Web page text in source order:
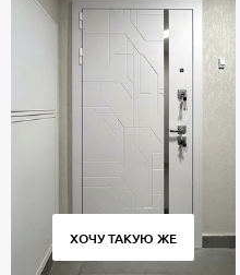
ХОЧУ ТАКУЮ ЖЕ